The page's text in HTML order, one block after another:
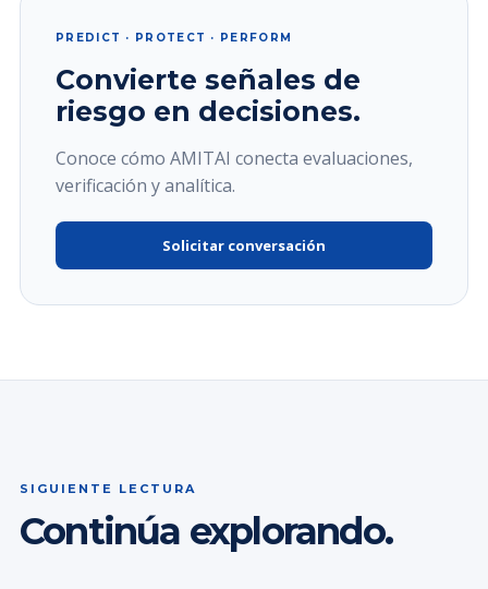
PREDICT · PROTECT · PERFORM
Convierte señales de
riesgo en decisiones.
Conoce cómo AMITAI conecta evaluaciones,
verificación y analítica.
Solicitar conversación
SIGUIENTE LECTURA
Continúa explorando.